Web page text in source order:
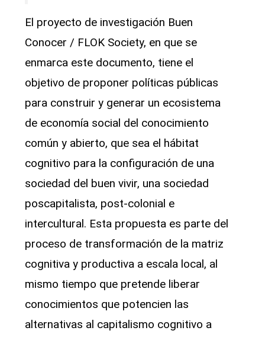
El proyecto de investigación Buen
Conocer / FLOK Society, en que se
enmarca este documento, tiene el
objetivo de proponer políticas públicas
para construir y generar un ecosistema
de economía social del conocimiento
común y abierto, que sea el hábitat
cognitivo para la configuración de una
sociedad del buen vivir, una sociedad
poscapitalista, post-colonial e
intercultural. Esta propuesta es parte del
proceso de transformación de la matriz
cognitiva y productiva a escala local, al
mismo tiempo que pretende liberar
conocimientos que potencien las
alternativas al capitalismo cognitivo a